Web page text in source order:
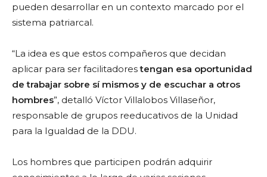
pueden desarrollar en un contexto marcado por el
sistema patriarcal.
“La idea es que estos compañeros que decidan
aplicar para ser facilitadorestengan esa oportunidad
de trabajar sobre sí mismos y de escuchar a otros
hombres”, detalló Víctor Villalobos Villaseñor,
responsable de grupos reeducativos de la Unidad
para la Igualdad de la DDU.
Los hombres que participen podrán adquirir